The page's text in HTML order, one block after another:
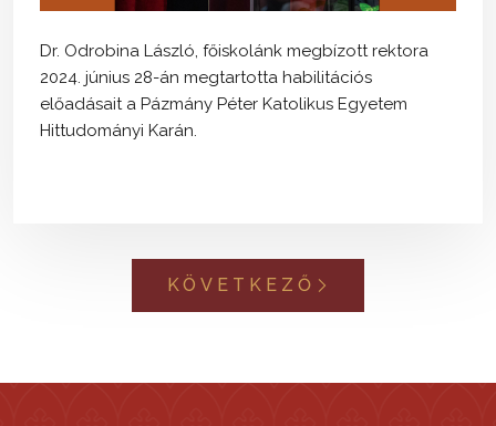
Dr. Odrobina László, főiskolánk megbízott rektora
2024. június 28-án megtartotta habilitációs
előadásait a Pázmány Péter Katolikus Egyetem
Hittudományi Karán.
KÖVETKEZŐ